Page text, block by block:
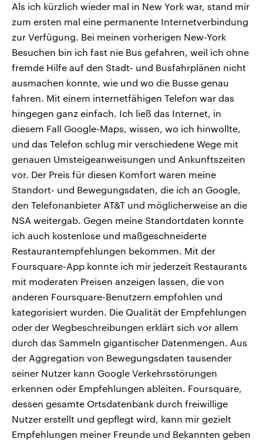
Als ich kürzlich wieder mal in New York war, stand mir
zum ersten mal eine permanente Internetverbindung
zur Verfügung. Bei meinen vorherigen New-York
Besuchen bin ich fast nie Bus gefahren, weil ich ohne
fremde Hilfe auf den Stadt- und Busfahrplänen nicht
ausmachen konnte, wie und wo die Busse genau
fahren. Mit einem internetfähigen Telefon war das
hingegen ganz einfach. Ich ließ das Internet, in
diesem Fall Google-Maps, wissen, wo ich hinwollte,
und das Telefon schlug mir verschiedene Wege mit
genauen Umsteigeanweisungen und Ankunftszeiten
vor. Der Preis für diesen Komfort waren meine
Standort- und Bewegungsdaten, die ich an Google,
den Telefonanbieter AT&T und möglicherweise an die
NSA weitergab. Gegen meine Standortdaten konnte
ich auch kostenlose und maßgeschneiderte
Restaurantempfehlungen bekommen. Mit der
Foursquare-App konnte ich mir jederzeit Restaurants
mit moderaten Preisen anzeigen lassen, die von
anderen Foursquare-Benutzern empfohlen und
kategorisiert wurden. Die Qualität der Empfehlungen
oder der Wegbeschreibungen erklärt sich vor allem
durch das Sammeln gigantischer Datenmengen. Aus
der Aggregation von Bewegungsdaten tausender
seiner Nutzer kann Google Verkehrsstörungen
erkennen oder Empfehlungen ableiten. Foursquare,
dessen gesamte Ortsdatenbank durch freiwillige
Nutzer erstellt und gepflegt wird, kann mir gezielt
Empfehlungen meiner Freunde und Bekannten geben